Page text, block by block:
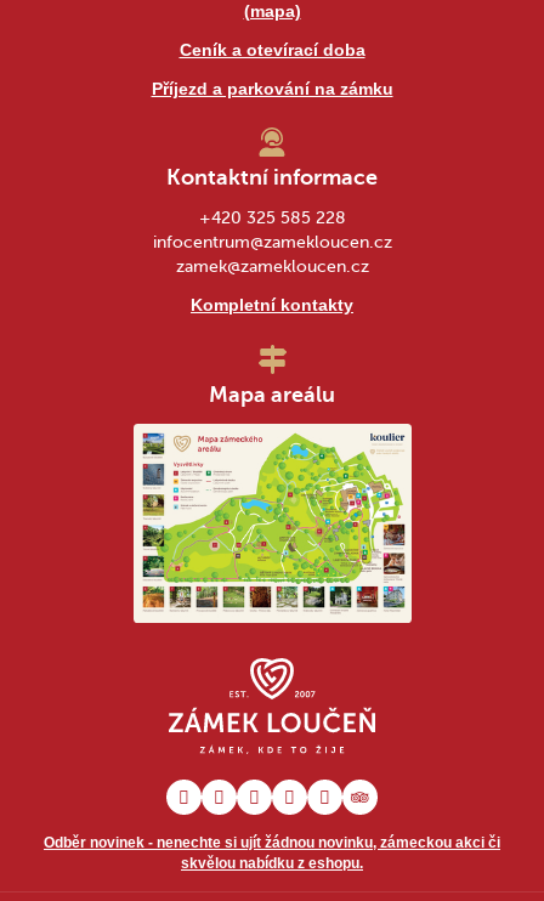
(mapa)
Ceník a otevírací doba
Příjezd a parkování na zámku
Odběr novinek - nenechte si ujít žádnou novinku, zámeckou akci či
skvělou nabídku z eshopu.
Kontaktní informace
+420 325 585 228
infocentrum@zamekloucen.cz
zamek@zamekloucen.cz
Kompletní kontakty
Mapa areálu